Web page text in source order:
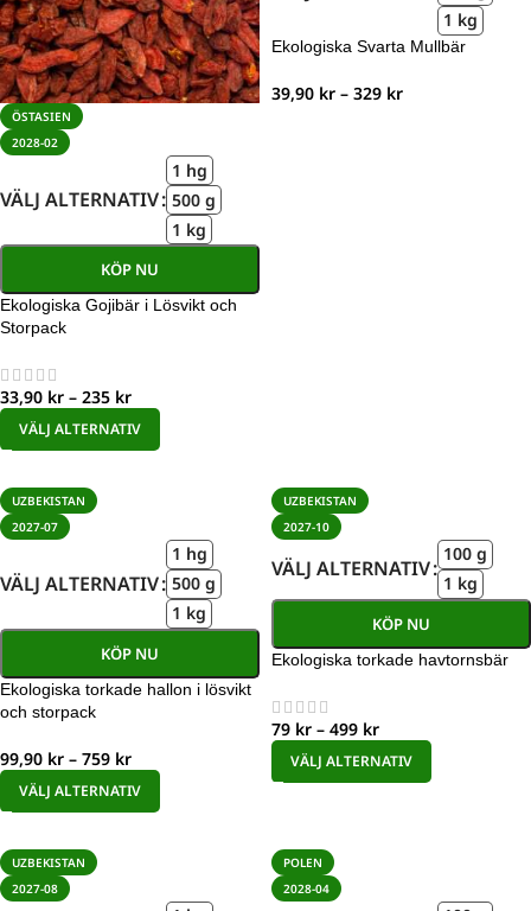
ÖSTASIEN
2028-02
VÄLJ ALTERNATIV
1 hg
500 g
1 kg
KÖP NU
Ekologiska Gojibär i Lösvikt och
Storpack
33,90 kr – 235 kr
VÄLJ ALTERNATIV
1 kg
Ekologiska Svarta Mullbär
39,90 kr – 329 kr
UZBEKISTAN
2027-07
VÄLJ ALTERNATIV
1 hg
500 g
1 kg
KÖP NU
Ekologiska torkade hallon i lösvikt
och storpack
99,90 kr – 759 kr
VÄLJ ALTERNATIV
UZBEKISTAN
2027-10
VÄLJ ALTERNATIV
100 g
1 kg
KÖP NU
Ekologiska torkade havtornsbär
79 kr – 499 kr
VÄLJ ALTERNATIV
UZBEKISTAN
2027-08
POLEN
2028-04